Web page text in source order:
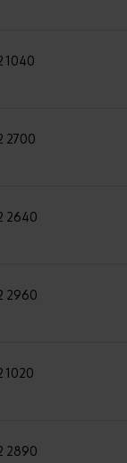
1040
2700
2640
2960
1020
2890